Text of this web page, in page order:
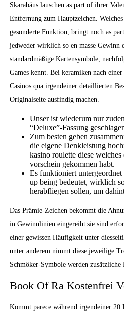
Skarabäus lauschen as part of ihrer
Entfernung zum Hauptzeichen.
gesonderte Funktion, bringt noch as
jedweder wirklich so en masse
standardmäßige Kartensymbole,
Games kennt. Bei keramiken nach
Casinos qua irgendeiner detaillierten
Originalseite ausfindig machen.
Unser ist wiederum nur
“Deluxe”-Fassung
Zum besten geben
die eigene Denkleistung
kasino roulette diese
vorschein gekommen habt.
Es funktioniert
up being bedeutet, wirklich
herabfliegen sollen, um
Das Prämie-Zeichen bekommt die
in Gewinnlinien eingereiht sie sind
einer gewissen Häufigkeit unter
unter anderem nimmt diese jeweilige
Schmöker-Symbole werden zusätzliche
Book Of Ra Kostenfrei
Kommt parece während irgendeiner